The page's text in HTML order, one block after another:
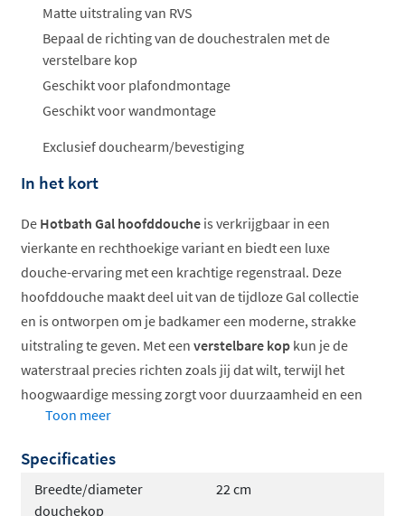
ophalen...
Matte uitstraling van RVS
Bepaal de richting van de douchestralen met de
verstelbare kop
Geschikt voor plafondmontage
Geschikt voor wandmontage
Exclusief douchearm/bevestiging
In het kort
De Hotbath Gal hoofddouche is verkrijgbaar in een
vierkante en rechthoekige variant en biedt een luxe
douche-ervaring met een krachtige regenstraal. Deze
hoofddouche maakt deel uit van de tijdloze Gal collectie
en is ontworpen om je badkamer een moderne, strakke
uitstraling te geven. Met een verstelbare kop kun je de
waterstraal precies richten zoals jij dat wilt, terwijl het
hoogwaardige messing zorgt voor duurzaamheid en een
luxe gevoel.
Verkrijgbaar in vierkant en rechthoekig
Krachtige regenstraal voor optimaal comfort
Verstelbare kop voor perfecte richting
Toon meer
Specificaties
Breedte/diameter
douchekop
22 cm